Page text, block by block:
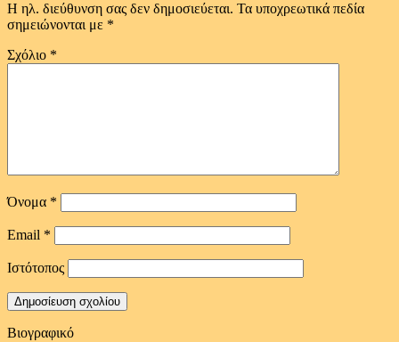
Η ηλ. διεύθυνση σας δεν δημοσιεύεται. Τα υποχρεωτικά πεδία
σημειώνονται με *
Σχόλιο *
Όνομα *
Email *
Ιστότοπος
Βιογραφικό